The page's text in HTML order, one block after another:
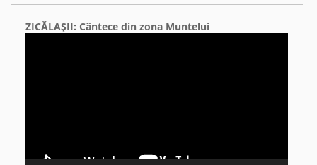
ZICĂLAŞII: Cântece din zona Muntelui